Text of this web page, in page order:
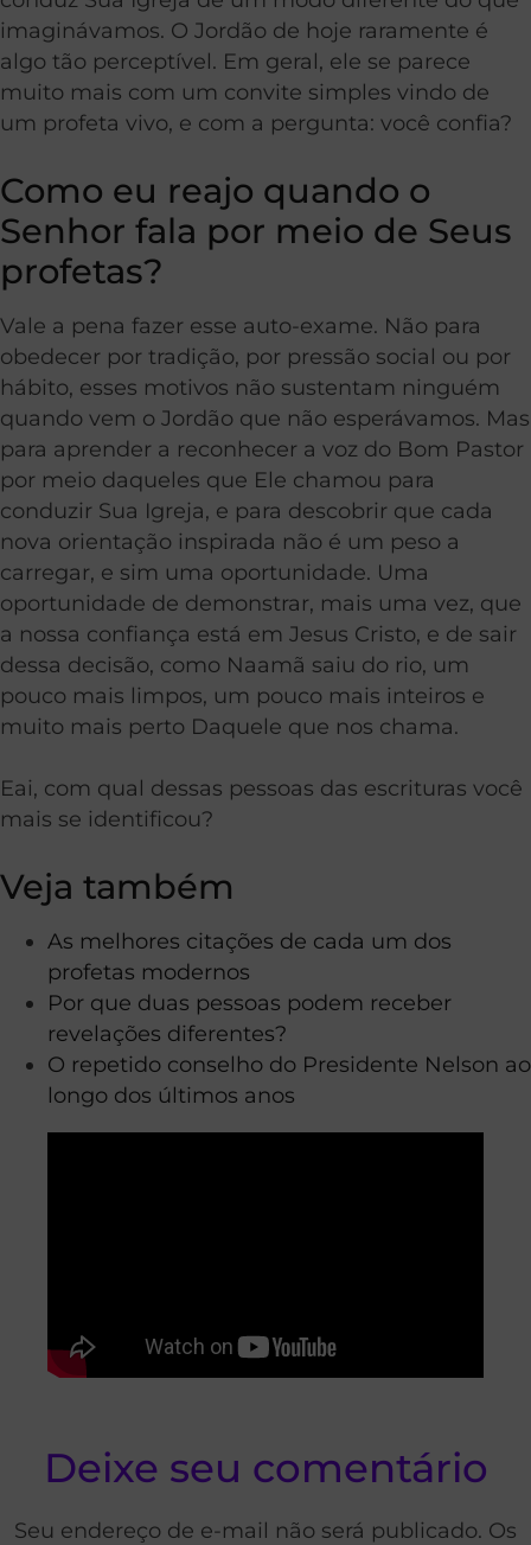
imaginávamos. O Jordão de hoje raramente é
algo tão perceptível. Em geral, ele se parece
muito mais com um convite simples vindo de
um profeta vivo, e com a pergunta: você confia?
Como eu reajo quando o
Senhor fala por meio de Seus
profetas?
Vale a pena fazer esse auto-exame. Não para
obedecer por tradição, por pressão social ou por
hábito, esses motivos não sustentam ninguém
quando vem o Jordão que não esperávamos. Mas
para aprender a reconhecer a voz do Bom Pastor
por meio daqueles que Ele chamou para
conduzir Sua Igreja, e para descobrir que cada
nova orientação inspirada não é um peso a
carregar, e sim uma oportunidade. Uma
oportunidade de demonstrar, mais uma vez, que
a nossa confiança está em Jesus Cristo, e de sair
dessa decisão, como Naamã saiu do rio, um
pouco mais limpos, um pouco mais inteiros e
muito mais perto Daquele que nos chama.
Eai, com qual dessas pessoas das escrituras você
mais se identificou?
Veja também
As melhores citações de cada um dos
profetas modernos
Por que duas pessoas podem receber
revelações diferentes?
O repetido conselho do Presidente Nelson ao
longo dos últimos anos
Deixe seu comentário
Seu endereço de e-mail não será publicado. Os